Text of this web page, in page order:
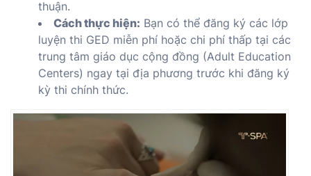
thuận.
Cách thực hiện: Bạn có thể đăng ký các lớp
luyện thi GED miễn phí hoặc chi phí thấp tại các
trung tâm giáo dục cộng đồng (Adult Education
Centers) ngay tại địa phương trước khi đăng ký
kỳ thi chính thức.